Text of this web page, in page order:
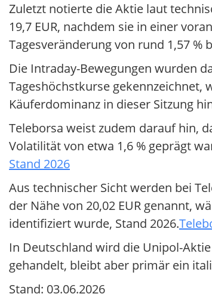
Zuletzt notierte die Aktie laut
19,7 EUR, nachdem sie in einer
Tagesveränderung von rund 1,57 %
Die Intraday-Bewegungen wurden
Tageshöchstkurse gekennzeichnet,
Käuferdominanz in dieser Sitzung
Teleborsa weist zudem darauf hin,
Volatilität von etwa 1,6 % geprägt
Stand 2026
Aus technischer Sicht werden bei
der Nähe von 20,02 EUR genannt,
identifiziert wurde, Stand 2026.
In Deutschland wird die Unipol-
gehandelt, bleibt aber primär ein
Stand: 03.06.2026